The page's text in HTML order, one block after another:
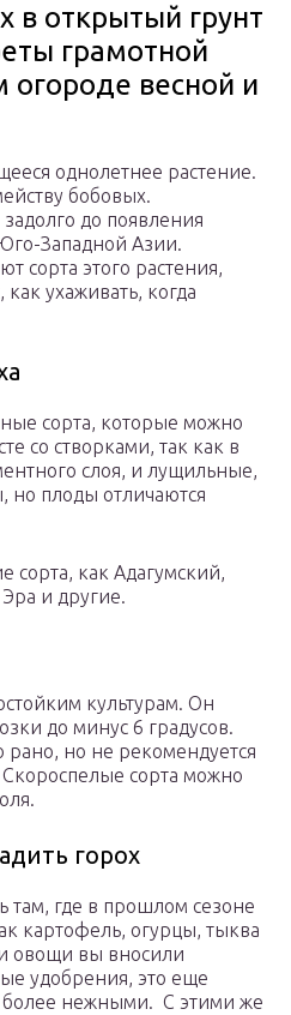
в открытый грунт
грамотной
огороде весной и
однолетнее растение.
бобовых.
до появления
Западной Азии.
сорта этого растения,
как ухаживать, когда
сорта, которые можно
со створками, так как в
слоя, и лущильные,
но плоды отличаются
сорта, как Адагумский,
и другие.
культурам. Он
до минус 6 градусов.
рано, но не рекомендуется
Скороспелые сорта можно
горох
там, где в прошлом сезоне
картофель, огурцы, тыква
овощи вы вносили
удобрения, это еще
более нежными. С этими же